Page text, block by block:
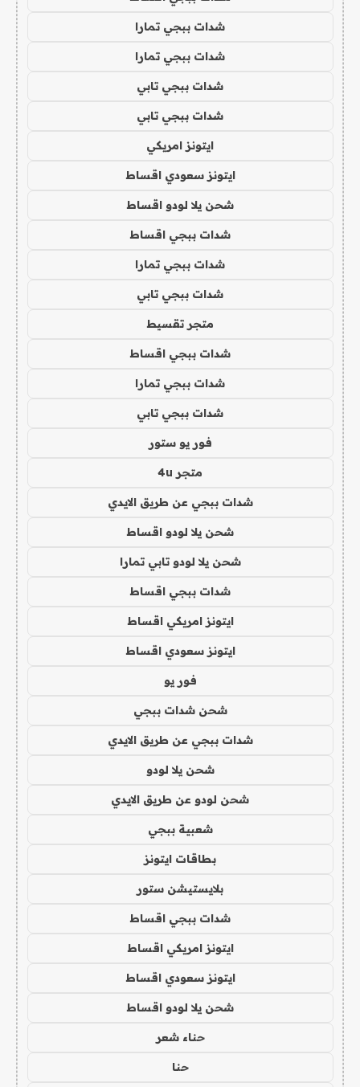
شدات ببجي تمارا
شدات ببجي تمارا
شدات ببجي تابي
شدات ببجي تابي
ايتونز امريكي
ايتونز سعودي اقساط
شحن يلا لودو اقساط
شدات ببجي اقساط
شدات ببجي تمارا
شدات ببجي تابي
متجر تقسيط
شدات ببجي اقساط
شدات ببجي تمارا
شدات ببجي تابي
فور يو ستور
متجر 4u
شدات ببجي عن طريق الايدي
شحن يلا لودو اقساط
شحن يلا لودو تابي تمارا
شدات ببجي اقساط
ايتونز امريكي اقساط
ايتونز سعودي اقساط
فور يو
شحن شدات ببجي
شدات ببجي عن طريق الايدي
شحن يلا لودو
شحن لودو عن طريق الايدي
شعبية ببجي
بطاقات ايتونز
بلايستيشن ستور
شدات ببجي اقساط
ايتونز امريكي اقساط
ايتونز سعودي اقساط
شحن يلا لودو اقساط
حناء شعر
حنا